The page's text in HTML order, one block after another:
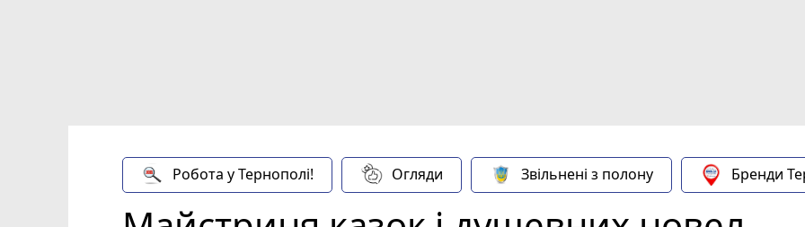
Робота у Тернополі! Огляди Звільнені з полону Бренди